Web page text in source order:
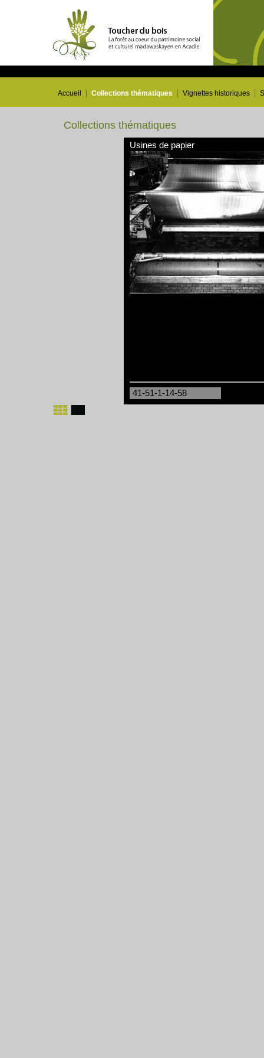
Accueil Collections thématiques Vignettes historiques
Collections thématiques
Usines de papier
41-51-1-14-58